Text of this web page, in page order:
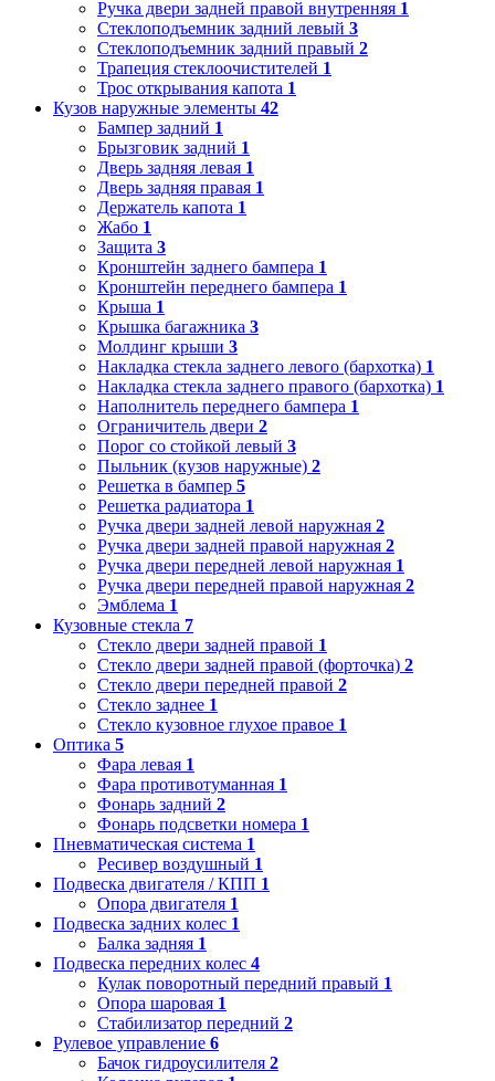
Ручка двери задней правой внутренняя 1
Стеклоподъемник задний левый 3
Стеклоподъемник задний правый 2
Трапеция стеклоочистителей 1
Трос открывания капота 1
Кузов наружные элементы 42
Бампер задний 1
Брызговик задний 1
Дверь задняя левая 1
Дверь задняя правая 1
Держатель капота 1
Жабо 1
Защита 3
Кронштейн заднего бампера 1
Кронштейн переднего бампера 1
Крыша 1
Крышка багажника 3
Молдинг крыши 3
Накладка стекла заднего левого (бархотка) 1
Накладка стекла заднего правого (бархотка) 1
Наполнитель переднего бампера 1
Ограничитель двери 2
Порог со стойкой левый 3
Пыльник (кузов наружные) 2
Решетка в бампер 5
Решетка радиатора 1
Ручка двери задней левой наружная 2
Ручка двери задней правой наружная 2
Ручка двери передней левой наружная 1
Ручка двери передней правой наружная 2
Эмблема 1
Кузовные стекла 7
Стекло двери задней правой 1
Стекло двери задней правой (форточка) 2
Стекло двери передней правой 2
Стекло заднее 1
Стекло кузовное глухое правое 1
Оптика 5
Фара левая 1
Фара противотуманная 1
Фонарь задний 2
Фонарь подсветки номера 1
Пневматическая система 1
Ресивер воздушный 1
Подвеска двигателя / КПП 1
Опора двигателя 1
Подвеска задних колес 1
Балка задняя 1
Подвеска передних колес 4
Кулак поворотный передний правый 1
Опора шаровая 1
Стабилизатор передний 2
Рулевое управление 6
Бачок гидроусилителя 2